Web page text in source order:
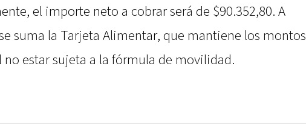
el importe neto a cobrar será de $90.352,80. A
suma la Tarjeta Alimentar, que mantiene los montos
no estar sujeta a la fórmula de movilidad.